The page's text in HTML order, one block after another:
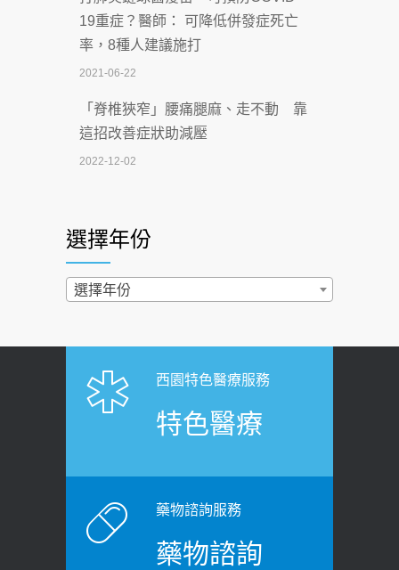
【115年臺北市「防癌保衛戰：健康好禮
一手刮」】 宣導
2026-07-02
2026-07-02
4連霸議員黃秋澤癌逝！食道癌為何奪命
西園醫院55周年 7／10捐血公益活動 邀
民眾熱血響應
2026-06-30
健康肛門痛都是痔瘡?醫談瘍瘍瘻管與肛
裂差異 逾50歲民眾可做1事
原則避免血糖血壓飆高
2026-06-08
19重症？醫師： 可降低併發症死亡
率，8種人建議施打
2021-06-22
「脊椎狹窄」腰痛腿麻、走不動 靠
這招改善症狀助減壓
2022-12-02
2022-02-17
過量維生素D和鈣恐罹癌? 醫師釋
「落枕」不要大力按脖子！ 1招「伸
展運動」預防落枕
老後睡不好、夜間易跌倒
2021-03-05
選擇年份
選擇年份
西園特色醫療服務
特色醫療
藥物諮詢服務
藥物諮詢